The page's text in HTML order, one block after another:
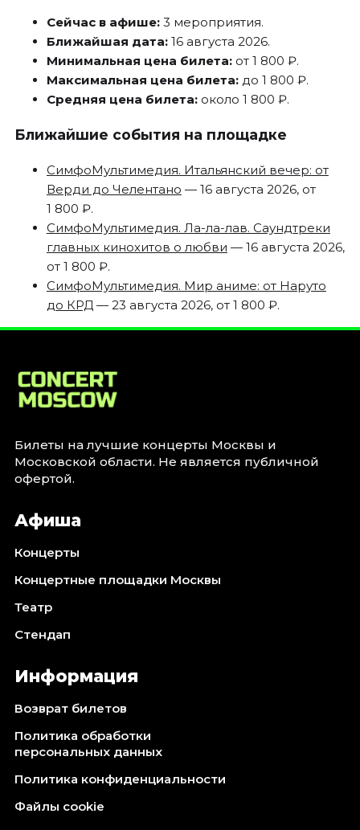
Сейчас в афише:3 мероприятия.
Ближайшая дата:16 августа 2026.
Минимальная цена билета:от 1 800 ₽.
Максимальная цена билета:до 1 800 ₽.
Средняя цена билета:около 1 800 ₽.
Ближайшие события на площадке
СимфоМультимедия. Итальянский вечер: от
Верди до Челентано — 16 августа 2026, от
1 800 ₽.
СимфоМультимедия. Ла-ла-лав. Саундтреки
главных кинохитов о любви — 16 августа 2026,
от 1 800 ₽.
СимфоМультимедия. Мир аниме: от Наруто
до КРД — 23 августа 2026, от 1 800 ₽.
Билеты на лучшие концерты Москвы и
Московской области. Не является публичной
офертой.
Афиша
Концерты
Концертные площадки Москвы
Театр
Стендап
Информация
Возврат билетов
Политика обработки
персональных данных
Политика конфиденциальности
Файлы cookie